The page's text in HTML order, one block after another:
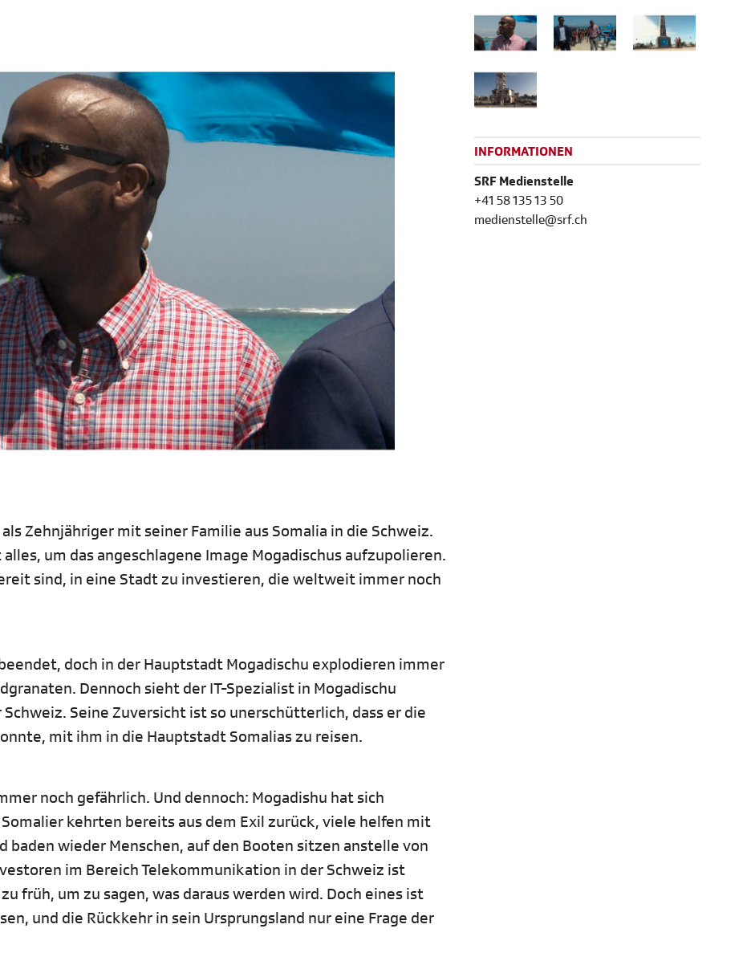
Zehnjähriger mit seiner Familie aus Somalia in die Schweiz.
um das angeschlagene Image Mogadischus aufzupolieren.
sind, in eine Stadt zu investieren, die weltweit immer noch
doch in der Hauptstadt Mogadischu explodieren immer
Dennoch sieht der IT-Spezialist in Mogadischu
Seine Zuversicht ist so unerschütterlich, dass er die
mit ihm in die Hauptstadt Somalias zu reisen.
noch gefährlich. Und dennoch: Mogadishu hat sich
kehrten bereits aus dem Exil zurück, viele helfen mit
baden wieder Menschen, auf den Booten sitzen anstelle von
im Bereich Telekommunikation in der Schweiz ist
früh, um zu sagen, was daraus werden wird. Doch eines ist
und die Rückkehr in sein Ursprungsland nur eine Frage der
INFORMATIONEN
SRF Medienstelle
+41 58 135 13 50
medienstelle@srf.ch